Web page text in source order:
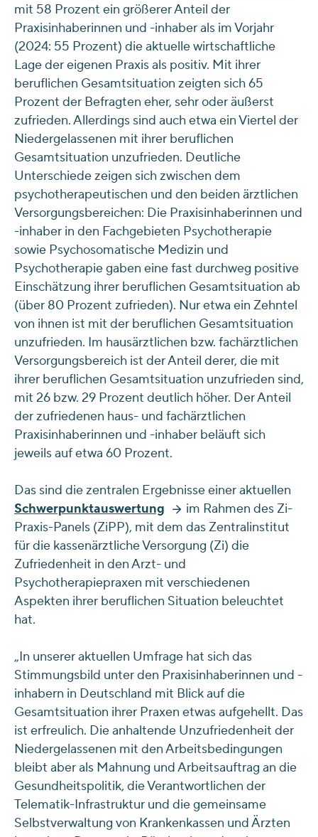
mit 58 Prozent ein größerer Anteil der
Praxisinhaberinnen und -inhaber als im Vorjahr
(2024: 55 Prozent) die aktuelle wirtschaftliche
Lage der eigenen Praxis als positiv. Mit ihrer
beruflichen Gesamtsituation zeigten sich 65
Prozent der Befragten eher, sehr oder äußerst
zufrieden. Allerdings sind auch etwa ein Viertel der
Niedergelassenen mit ihrer beruflichen
Gesamtsituation unzufrieden. Deutliche
Unterschiede zeigen sich zwischen dem
psychotherapeutischen und den beiden ärztlichen
Versorgungsbereichen: Die Praxisinhaberinnen und
-inhaber in den Fachgebieten Psychotherapie
sowie Psychosomatische Medizin und
Psychotherapie gaben eine fast durchweg positive
Einschätzung ihrer beruflichen Gesamtsituation ab
(über 80 Prozent zufrieden). Nur etwa ein Zehntel
von ihnen ist mit der beruflichen Gesamtsituation
unzufrieden. Im hausärztlichen bzw. fachärztlichen
Versorgungsbereich ist der Anteil derer, die mit
ihrer beruflichen Gesamtsituation unzufrieden sind,
mit 26 bzw. 29 Prozent deutlich höher. Der Anteil
der zufriedenen haus- und fachärztlichen
Praxisinhaberinnen und -inhaber beläuft sich
jeweils auf etwa 60 Prozent.
Das sind die zentralen Ergebnisse einer aktuellen
Schwerpunktauswertung
im Rahmen des Zi-
Praxis-Panels (ZiPP), mit dem das Zentralinstitut
für die kassenärztliche Versorgung (Zi) die
Zufriedenheit in den Arzt- und
Psychotherapiepraxen mit verschiedenen
Aspekten ihrer beruflichen Situation beleuchtet
hat.
„In unserer aktuellen Umfrage hat sich das
Stimmungsbild unter den Praxisinhaberinnen und -
inhabern in Deutschland mit Blick auf die
Gesamtsituation ihrer Praxen etwas aufgehellt. Das
ist erfreulich. Die anhaltende Unzufriedenheit der
Niedergelassenen mit den Arbeitsbedingungen
bleibt aber als Mahnung und Arbeitsauftrag an die
Gesundheitspolitik, die Verantwortlichen der
Telematik-Infrastruktur und die gemeinsame
Selbstverwaltung von Krankenkassen und Ärzten